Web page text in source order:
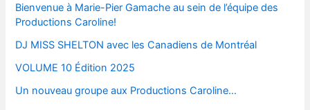
Bienvenue à Marie-Pier Gamache au sein de l’équipe des
Productions Caroline!
DJ MISS SHELTON avec les Canadiens de Montréal
VOLUME 10 Édition 2025
Un nouveau groupe aux Productions Caroline…